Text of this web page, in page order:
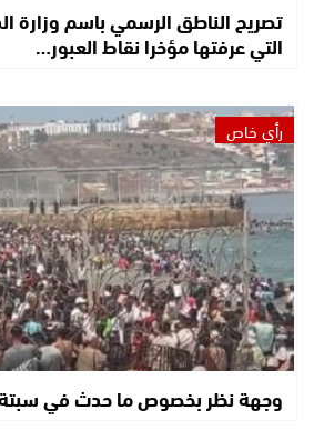
تصريح الناطق الرسمي باسم وزارة
التي عرفتها مؤخرا نقاط العبور…
رأي خاص
وجهة نظر بخصوص ما حدث في سبتة